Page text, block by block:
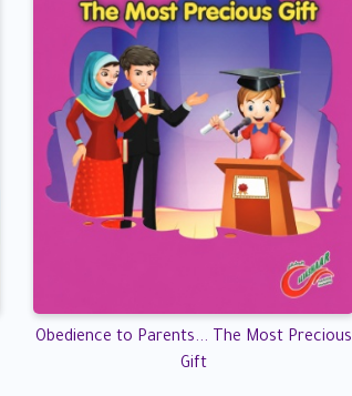
Obedience to Parents... The Most Precious
Gift